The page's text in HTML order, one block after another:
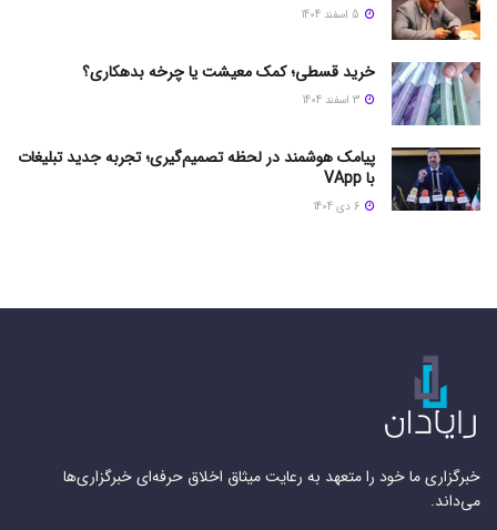
خرید قسطی؛ کمک معیشت یا چرخه بدهکاری؟
پیامک هوشمند در لحظه تصمیم‌گیری؛ تجربه جدید تبلیغات
با VApp
خبرگزاری ما خود را متعهد به رعایت میثاق اخلاق حرفه‌ای خبرگزاری‌ها
می‌داند.